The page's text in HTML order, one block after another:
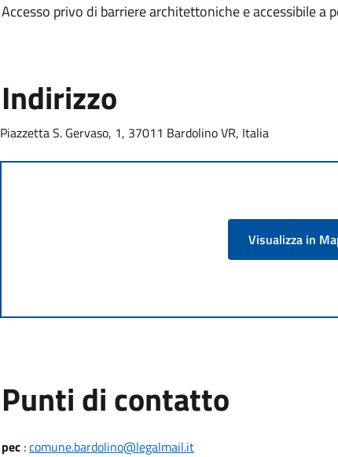
Accesso privo di barriere architettoniche e accessibile a
Indirizzo
Piazzetta S. Gervaso, 1, 37011 Bardolino VR, Italia
Visualizza in
Punti di contatto
pec:comune.bardolino@legalmail.it